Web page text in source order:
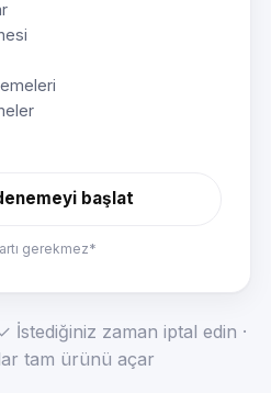
başlat
gerekmez*
İstediğiniz zaman iptal edin ·
tam ürünü açar